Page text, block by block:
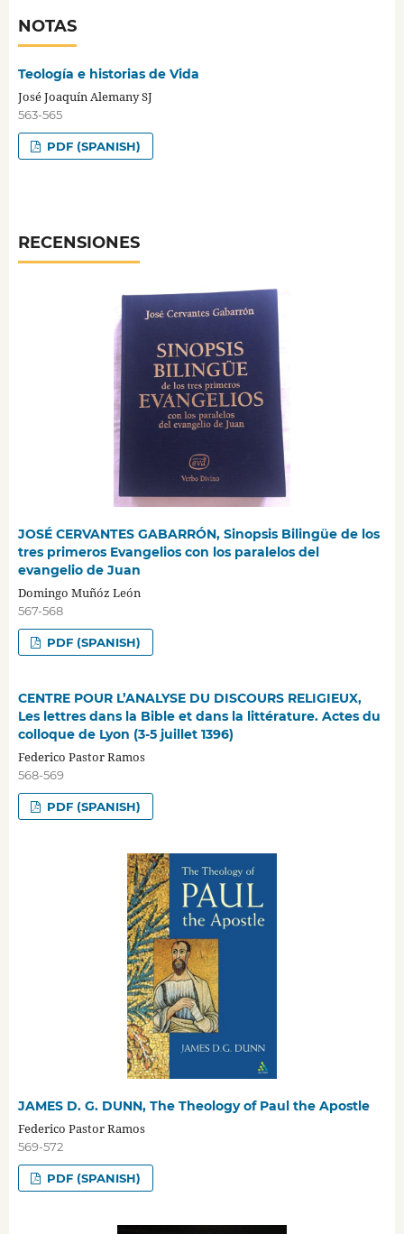
NOTAS
Teología e historias de Vida
José Joaquín Alemany SJ
563-565
PDF (SPANISH)
RECENSIONES
JOSÉ CERVANTES GABARRÓN, Sinopsis Bilingüe de los
tres primeros Evangelios con los paralelos del
evangelio de Juan
Domingo Muñóz León
567-568
PDF (SPANISH)
CENTRE POUR L’ANALYSE DU DISCOURS RELIGIEUX,
Les lettres dans la Bible et dans la littérature. Actes du
colloque de Lyon (3-5 juillet 1396)
Federico Pastor Ramos
568-569
PDF (SPANISH)
JAMES D. G. DUNN, The Theology of Paul the Apostle
Federico Pastor Ramos
569-572
PDF (SPANISH)